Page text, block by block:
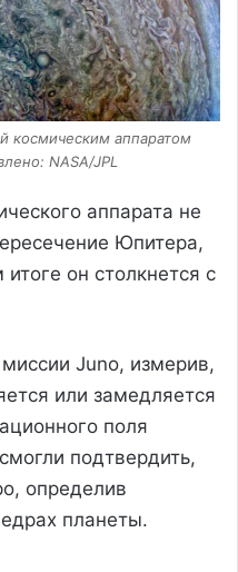
космическим аппаратом
NASA/JPL
аппарата не
Юпитера,
он столкнется с
Juno, измерив,
или замедляется
поля
подтвердить,
определив
планеты.